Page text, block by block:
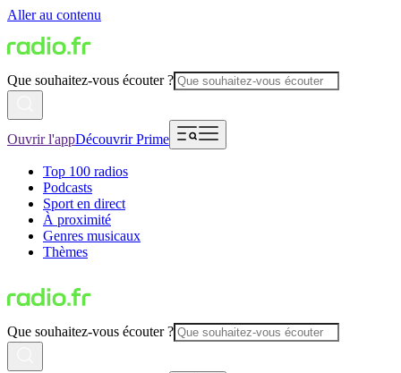
Aller au contenu
Que souhaitez-vous écouter ?
Ouvrir l'appDécouvrir Prime
Top 100 radios
Podcasts
Sport en direct
À proximité
Genres musicaux
Thèmes
Que souhaitez-vous écouter ?